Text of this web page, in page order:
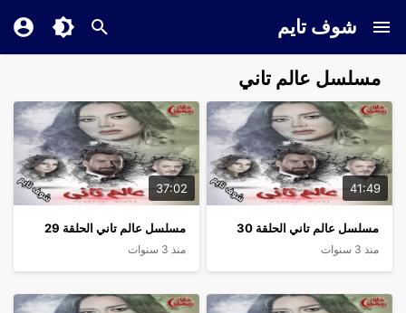
شوف تايم
مسلسل عالم تاني
41:49
مسلسل عالم تاني الحلقة 30
منذ 3 سنوات
37:02
مسلسل عالم تاني الحلقة 29
منذ 3 سنوات